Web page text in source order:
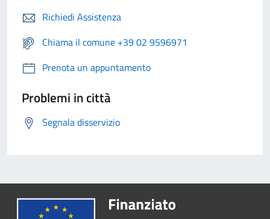
Richiedi Assistenza
Chiama il comune +39 02 9596971
Prenota un appuntamento
Problemi in città
Segnala disservizio